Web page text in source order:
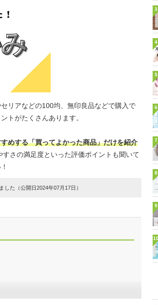
リアなどの100均、無印良品などで購入で
トがたくさんあります。
めする「買ってよかった商品」だけを紹介
さの満足度といった評価ポイントも聞いて
た（公開日2024年07月17日）
3
4
5
6
7
8
9